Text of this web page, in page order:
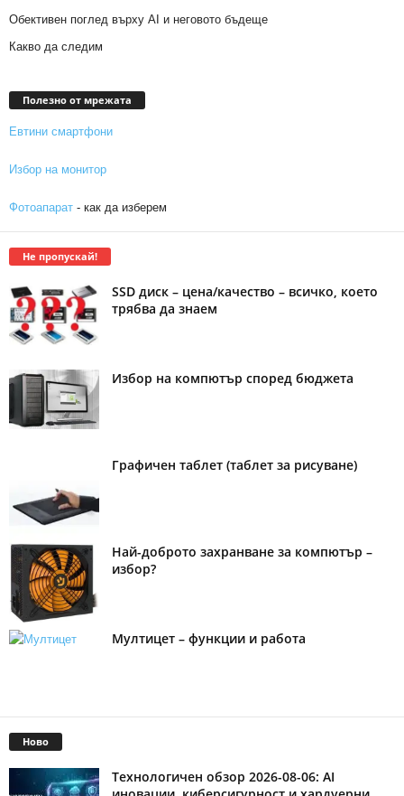
Обективен поглед върху AI и неговото бъдеще
Какво да следим
Полезно от мрежата
Евтини смартфони
Избор на монитор
Фотоапарат - как да изберем
Не пропускай!
SSD диск – цена/качество – всичко, което
трябва да знаем
Избор на компютър според бюджета
Графичен таблет (таблет за рисуване)
Най-доброто захранване за компютър –
избор?
Мултицет – функции и работа
Ново
Технологичен обзор 2026-08-06: AI